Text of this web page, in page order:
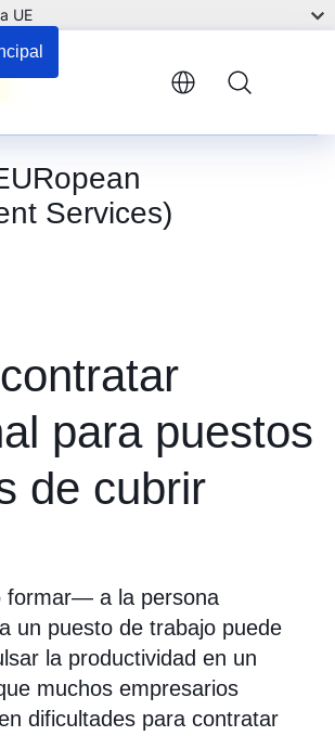
UE
Services)
para puestos
de cubrir
a la persona
un puesto de trabajo puede
la productividad en un
muchos empresarios
dificultades para contratar